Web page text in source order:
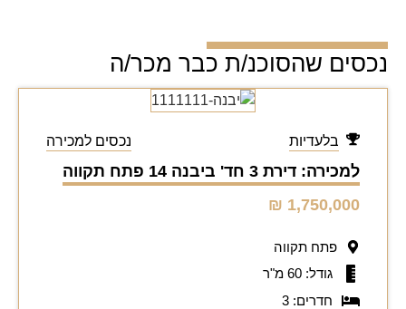
נכסים שהסוכנ/ת כבר מכר/ה
בלעדיות נכסים למכירה
למכירה: דירת 3 חד' ביבנה 14 פתח תקווה
1,750,000 ₪
פתח תקווה
גודל: 60 מ"ר
חדרים: 3